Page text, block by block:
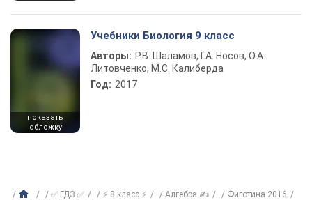
показать
обложку
Учебники Биология 9 класс
Авторы: Р.В. Шаламов, Г.А. Носов, О.А.
Литовченко, М.С. Калиберда
Год: 2017
✅ ГДЗ ✅ ⚡ 8 класс ⚡ Алгебра ✍
Фиготина 2016